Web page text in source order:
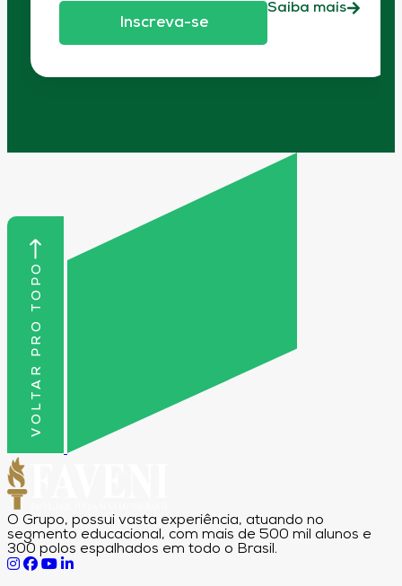
Inscreva-se
Saiba mais
VOLTAR PRO TOPO
O Grupo, possui vasta experiência, atuando no
segmento educacional, com mais de 500 mil alunos e
300 polos espalhados em todo o Brasil.